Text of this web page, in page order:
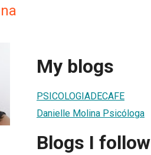
My blogs
PSICOLOGIADECAFE
Danielle Molina Psicóloga
Blogs I follow